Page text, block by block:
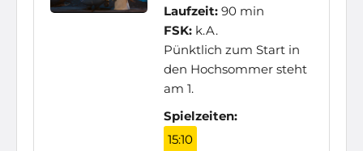
Laufzeit: 90 min
FSK: k.A.
Pünktlich zum Start in
den Hochsommer steht
am 1.
Spielzeiten:
15:10